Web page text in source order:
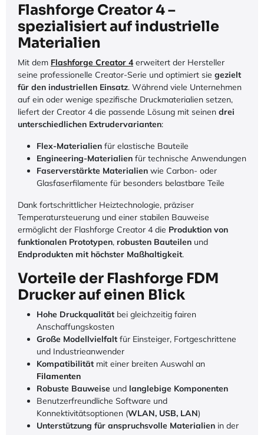
Flashforge Creator 4 –
spezialisiert auf industrielle
Materialien
Mit dem Flashforge Creator 4erweitert der Hersteller
seine professionelle Creator-Serie und optimiert sie gezielt
für den industriellen Einsatz. Während viele Unternehmen
auf ein oder wenige spezifische Druckmaterialien setzen,
liefert der Creator 4 die passende Lösung mit seinen drei
unterschiedlichen Extrudervarianten:
Flex-Materialien für elastische Bauteile
Engineering-Materialien für technische Anwendungen
Faserverstärkte Materialien wie Carbon- oder
Glasfaserfilamente für besonders belastbare Teile
Dank fortschrittlicher Heiztechnologie, präziser
Temperatursteuerung und einer stabilen Bauweise
ermöglicht der Flashforge Creator 4 die Produktion von
funktionalen Prototypen, robusten Bauteilen und
Endprodukten mit höchster Maßhaltigkeit.
Vorteile der Flashforge FDM
Drucker auf einen Blick
Hohe Druckqualität bei gleichzeitig fairen
Anschaffungskosten
Große Modellvielfalt für Einsteiger, Fortgeschrittene
und Industrieanwender
Kompatibilität mit einer breiten Auswahl an
Filamenten
Robuste Bauweise und langlebige Komponenten
Benutzerfreundliche Software und
Konnektivitätsoptionen (WLAN, USB, LAN)
Unterstützung für anspruchsvolle Materialien in der